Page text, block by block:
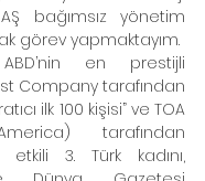
bağımsız yönetim
görev yapmaktayım.
en prestijli
Company tarafından
ilk 100 kişisi” ve TOA
tarafından
etkili 3. Türk kadını,